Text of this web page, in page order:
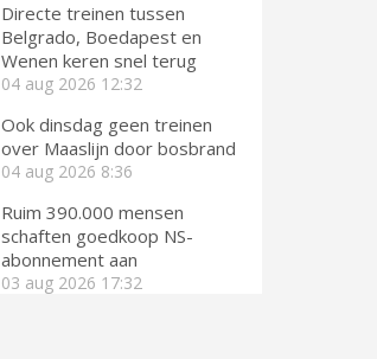
Directe treinen tussen
Belgrado, Boedapest en
Wenen keren snel terug
04 aug 2026 12:32
Ook dinsdag geen treinen
over Maaslijn door bosbrand
04 aug 2026 8:36
Ruim 390.000 mensen
schaften goedkoop NS-
abonnement aan
03 aug 2026 17:32